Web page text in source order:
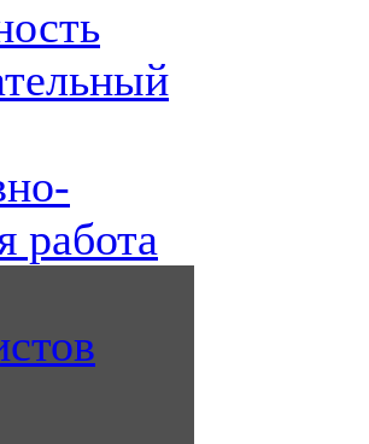
работа